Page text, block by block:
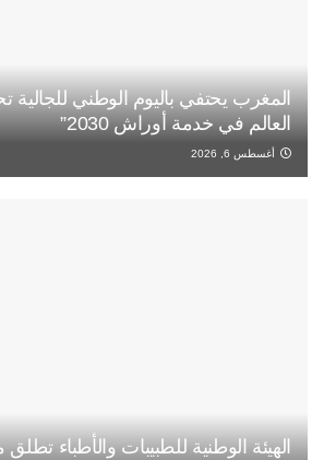
المغرب يحتفي باليوم الوطني للجالية
العالم في خدمة أوراش 2030”
أغسطس 6, 2026
الهيئة الوطنية للطبيبات والأطباء